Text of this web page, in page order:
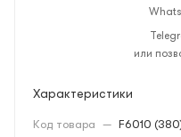
или
Характеристики
Код товара — F6010